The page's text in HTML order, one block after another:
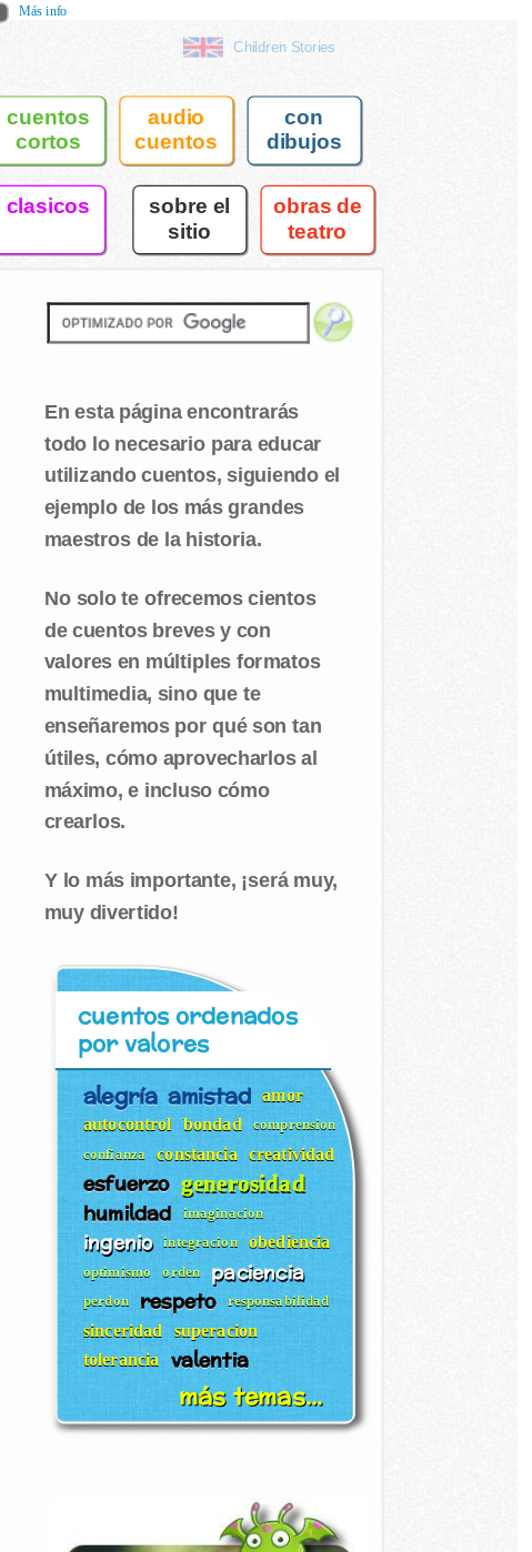
Children Stories
cuentos
cortos
audio
cuentos
con
dibujos
clasicos sobre el
sitio
obras de
teatro
En esta página encontrarás
todo lo necesario para educar
utilizando cuentos, siguiendo el
ejemplo de los más grandes
maestros de la historia.
No solo te ofrecemos cientos
de cuentos breves y con
valores en múltiples formatos
multimedia, sino que te
enseñaremos por qué son tan
útiles, cómo aprovecharlos al
máximo, e incluso cómo
crearlos.
Y lo más importante, ¡será muy,
muy divertido!
cuentos ordenados
por valores
alegría amistad amor
autocontrol bondad comprension
confianza constancia creatividad
esfuerzo generosidad
humildad imaginacion
ingenio integracion obediencia
optimismo orden paciencia
perdon respeto responsabilidad
sinceridad
superacion
tolerancia
valentia
más temas...
Más info